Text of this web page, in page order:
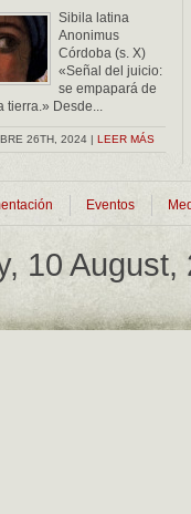
Sibila latina
Anonimus
Córdoba (s. X)
«Señal del juicio:
se empapará de
tierra.» Desde...
26TH, 2024 | LEER MÁS
Eventos
10